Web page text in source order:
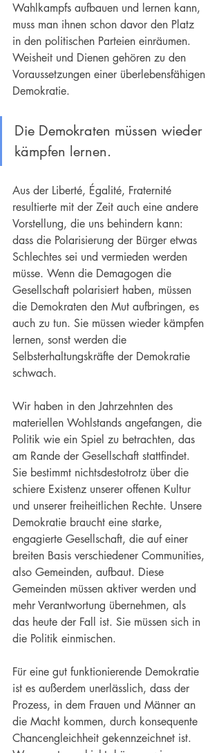
Wahlkampfs aufbauen und lernen kann,
muss man ihnen schon davor den Platz
in den politischen Parteien einräumen.
Weisheit und Dienen gehören zu den
Voraussetzungen einer überlebensfähigen
Demokratie.
Die Demokraten müssen wieder
kämpfen lernen.
Aus der Liberté, Égalité, Fraternité
resultierte mit der Zeit auch eine andere
Vorstellung, die uns behindern kann:
dass die Polarisierung der Bürger etwas
Schlechtes sei und vermieden werden
müsse. Wenn die Demagogen die
Gesellschaft polarisiert haben, müssen
die Demokraten den Mut aufbringen, es
auch zu tun. Sie müssen wieder kämpfen
lernen, sonst werden die
Selbsterhaltungskräfte der Demokratie
schwach.
Wir haben in den Jahrzehnten des
materiellen Wohlstands angefangen, die
Politik wie ein Spiel zu betrachten, das
am Rande der Gesellschaft stattfindet.
Sie bestimmt nichtsdestotrotz über die
schiere Existenz unserer offenen Kultur
und unserer freiheitlichen Rechte. Unsere
Demokratie braucht eine starke,
engagierte Gesellschaft, die auf einer
breiten Basis verschiedener Communities,
also Gemeinden, aufbaut. Diese
Gemeinden müssen aktiver werden und
mehr Verantwortung übernehmen, als
das heute der Fall ist. Sie müssen sich in
die Politik einmischen.
Für eine gut funktionierende Demokratie
ist es außerdem unerlässlich, dass der
Prozess, in dem Frauen und Männer an
die Macht kommen, durch konsequente
Chancengleichheit gekennzeichnet ist.